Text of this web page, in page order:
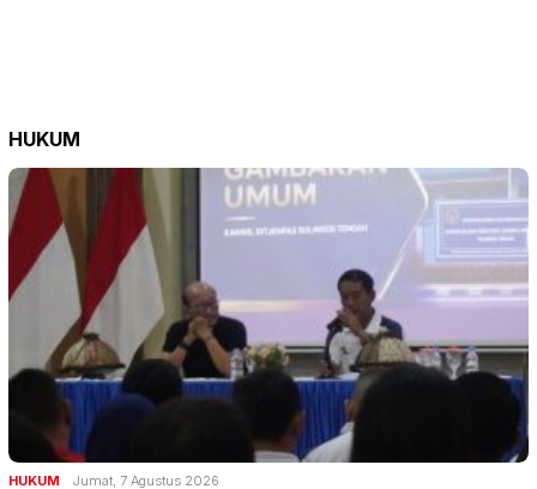
HUKUM
HUKUM Jumat, 7 Agustus 2026